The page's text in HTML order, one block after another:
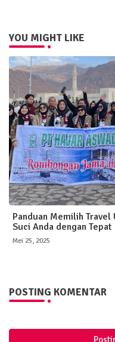
YOU MIGHT LIKE
Panduan Memilih
Suci Anda dengan Tepat
Mei 25, 2025
POSTING KOMENTAR